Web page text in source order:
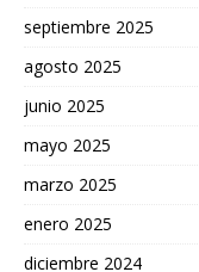
septiembre 2025
agosto 2025
junio 2025
mayo 2025
marzo 2025
enero 2025
diciembre 2024